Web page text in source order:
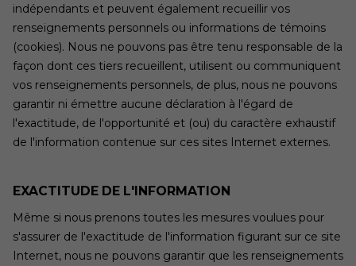
indépendants et peuvent également recueillir vos
renseignements personnels ou informations de témoins
(cookies). Nous ne pouvons pas être tenu responsable de la
façon dont ces tiers recueillent, utilisent ou communiquent
vos renseignements personnels, de plus, nous ne pouvons
garantir ni émettre aucune déclaration à l'égard de
l'exactitude, de l'opportunité et (ou) du caractère exhaustif
de l'information contenue sur ces sites Internet externes.
EXACTITUDE DE L'INFORMATION
Même si nous prenons toutes les mesures voulues pour
s'assurer de l'exactitude de l'information figurant sur ce site
Internet, nous ne pouvons garantir que les renseignements